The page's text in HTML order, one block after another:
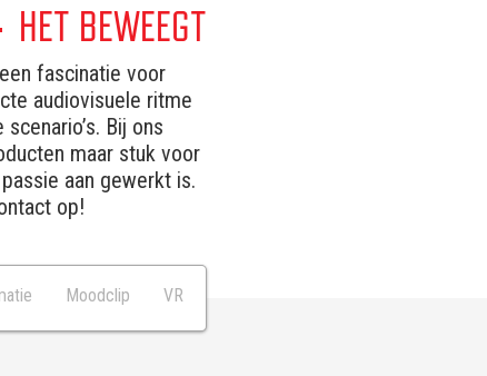
HET BEWEEGT
fascinatie voor
audiovisuele ritme
Bij ons
maar stuk voor
aan gewerkt is.
op!
Moodclip VR